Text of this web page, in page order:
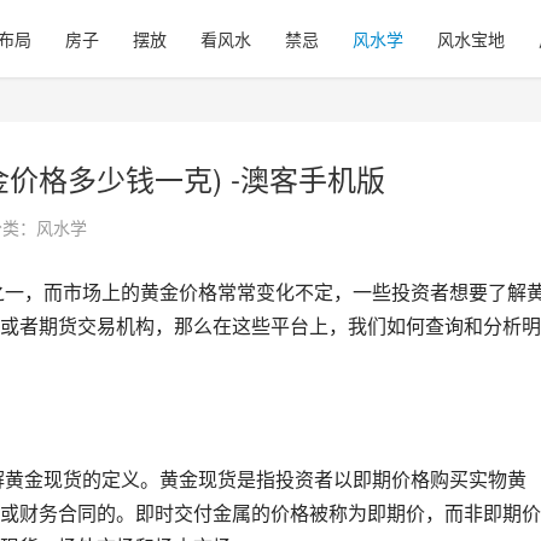
局 房子 摆放 看风水 禁忌 风水学 风水宝地
格多少钱一克) -澳客手机版
： 风水学
者期货交易机构，那么在这些平台上，我们如何查询和分析
财务合同的。即时交付金属的价格被称为即期价，而非即期